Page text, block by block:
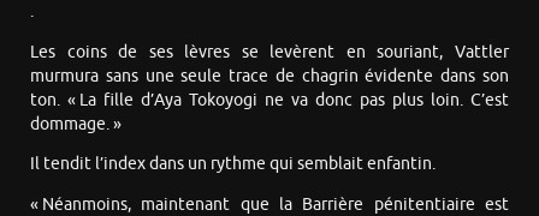
.
Les coins de ses lèvres se levèrent en souriant, Vattler
murmura sans une seule trace de chagrin évidente dans son
ton. « La fille d’Aya Tokoyogi ne va donc pas plus loin. C’est
dommage. »
Il tendit l’index dans un rythme qui semblait enfantin.
« Néanmoins, maintenant que la Barrière pénitentiaire est